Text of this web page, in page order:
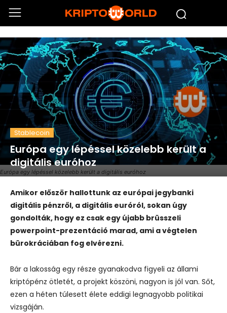
Európa egy lépéssel közelebb került a digitális euróhoz
Stablecoin
Európa egy lépéssel közelebb került a
digitális euróhoz
Amikor először hallottunk az európai jegybanki
digitális pénzről, a digitális euróról, sokan úgy
gondolták, hogy ez csak egy újabb brüsszeli
powerpoint-prezentáció marad, ami a végtelen
bürokráciában fog elvérezni.
Bár a lakosság egy része gyanakodva figyeli az állami
kriptópénz ötletét, a projekt köszöni, nagyon is jól van. Sőt,
ezen a héten túlesett élete eddigi legnagyobb politikai
vizsgáján.